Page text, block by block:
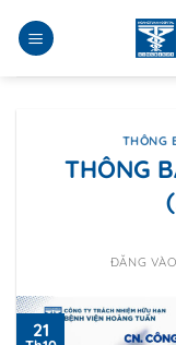
qua
THÔNG
THÔNG
ĐĂNG VÀO
21